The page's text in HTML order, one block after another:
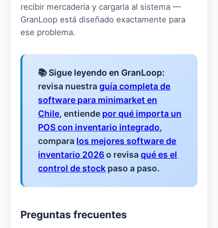
recibir mercadería y cargarla al sistema —
GranLoop está diseñado exactamente para
ese problema.
📚Sigue leyendo en GranLoop:
revisa nuestraguía completa de
software para minimarket en
Chile, entiende por qué importa un
POS con inventario integrado,
compara los mejores software de
inventario 2026o revisaqué es el
control de stock paso a paso.
Preguntas frecuentes